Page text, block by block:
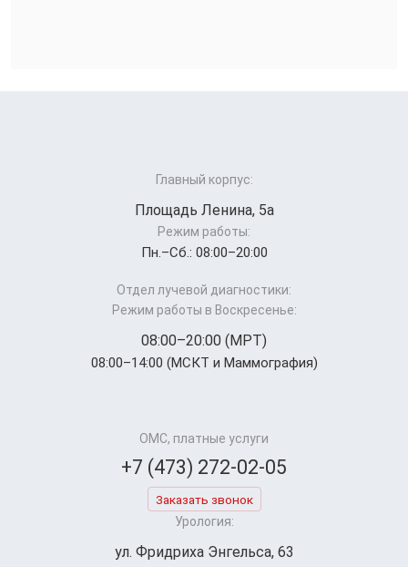
Главный корпус:
Площадь Ленина, 5а
Режим работы:
Пн.–Cб.: 08:00–20:00
Отдел лучевой диагностики:
Режим работы в Воскресенье:
08:00–20:00 (МРТ)
08:00–14:00 (МСКТ и Маммография)
ОМС, платные услуги
+7 (473) 272-02-05
Заказать звонок
Урология:
ул. Фридриха Энгельса, 63